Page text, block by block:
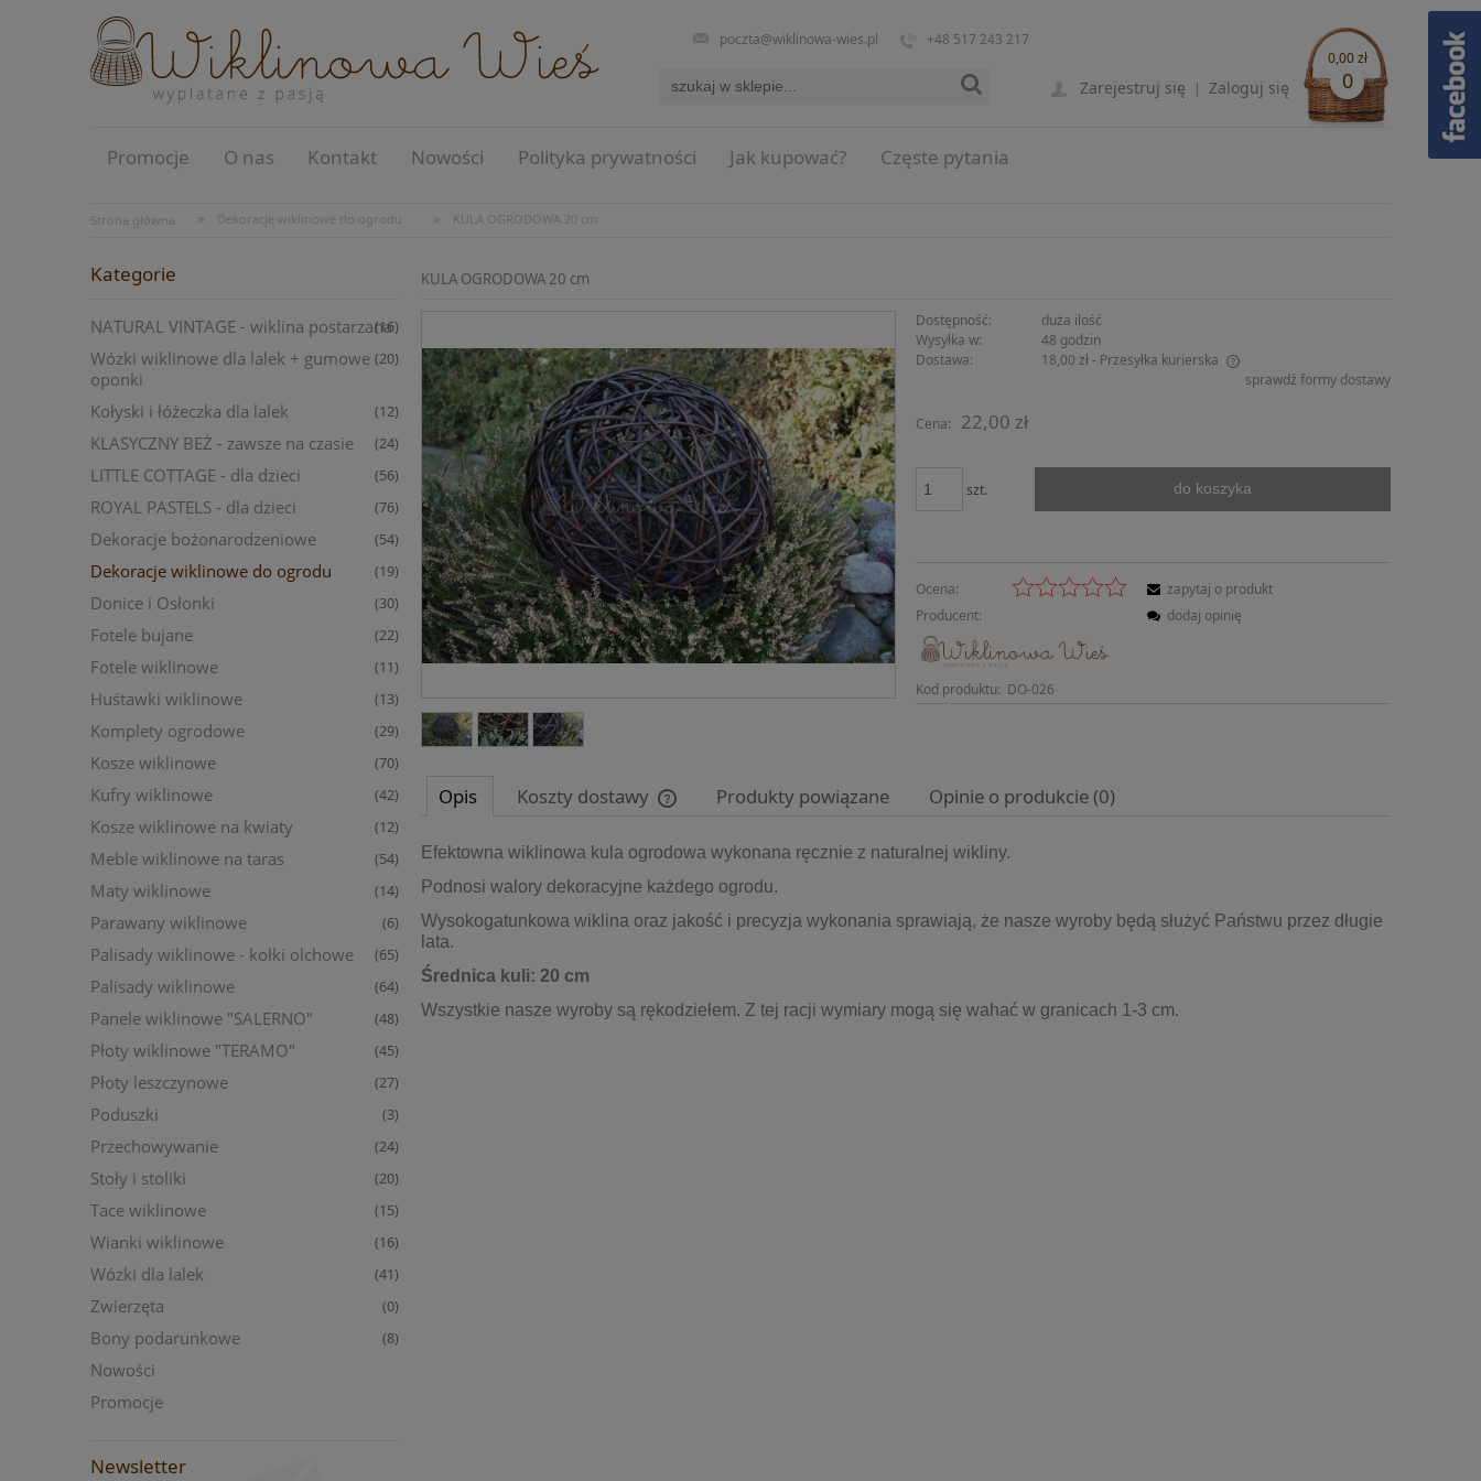
0,00 zł
0
Zarejestruj się | Zaloguj się
poczta@wiklinowa-wies.pl +48 517 243 217
Promocje O nas Kontakt Nowości Polityka prywatności Jak kupować? Częste pytania
Strona główna » Dekoracje wiklinowe do ogrodu » KULA OGRODOWA 20 cm
Kategorie
NATURAL VINTAGE - wiklina postarzana
(16)
Wózki wiklinowe dla lalek + gumowe
oponki
(20)
Kołyski i łóżeczka dla lalek (12)
KLASYCZNY BEŻ - zawsze na czasie (24)
LITTLE COTTAGE - dla dzieci (56)
ROYAL PASTELS - dla dzieci (76)
Dekoracje bożonarodzeniowe (54)
Dekoracje wiklinowe do ogrodu (19)
Donice i Osłonki (30)
Fotele bujane (22)
Fotele wiklinowe (11)
Huśtawki wiklinowe (13)
Komplety ogrodowe (29)
Kosze wiklinowe (70)
Kufry wiklinowe (42)
Kosze wiklinowe na kwiaty (12)
Meble wiklinowe na taras (54)
Maty wiklinowe (14)
Parawany wiklinowe (6)
Palisady wiklinowe - kołki olchowe (65)
Palisady wiklinowe (64)
Panele wiklinowe "SALERNO" (48)
Płoty wiklinowe "TERAMO" (45)
Płoty leszczynowe (27)
Poduszki (3)
Przechowywanie (24)
Stoły i stoliki (20)
Tace wiklinowe (15)
Wianki wiklinowe (16)
Wózki dla lalek (41)
Zwierzęta (0)
Bony podarunkowe (8)
Nowości
Promocje
Newsletter
KULA OGRODOWA 20 cm
Dostępność:
duża ilość
Wysyłka w:
48 godzin
Dostawa:
18,00 zł- Przesyłka kurierska
płatności
sprawdź formy dostawy
Cena: 22,00 zł
szt. do koszyka
Ocena:
Producent:
Kod produktu: DO-026
zapytaj o produkt
dodaj opinię
Opis Koszty dostawy
Cena nie zawiera ewentualnych kosztów
płatności
Produkty powiązane Opinie o produkcie (0)
Efektowna wiklinowa kula ogrodowa wykonana ręcznie z naturalnej wikliny.
Podnosi walory dekoracyjne każdego ogrodu.
Wysokogatunkowa wiklina oraz jakość i precyzja wykonania sprawiają, że nasze wyroby będą służyć Państwu przez długie
lata.
Średnica kuli: 20 cm
Wszystkie nasze wyroby są rękodziełem. Z tej racji wymiary mogą się wahać w granicach 1-3 cm.